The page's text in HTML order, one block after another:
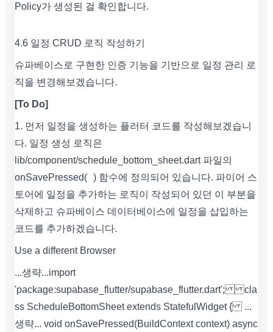
Policy가 생성된 걸 확인합니다.
4.6 일정 CRUD 로직 작성하기
슈파베이스로 구현한 인증 기능을 기반으로 일정 관리 로
직을 변경해보겠습니다.
[To Do]
1. 먼저 일정을 생성하는 플러터 코드를 작성해보겠습니
다. 일정 생성 로직은
lib/component/schedule_bottom_sheet.dart 파일의
onSavePressed( ) 함수에 정의되어 있습니다. 파이어 스
토어에 일정을 추가하는 로직이 작성되어 있던 이 부분을
삭제하고 슈파베이스 데이터베이스에 일정을 삽입하는
코드를 추가하겠습니다.
Use a different Browser
...생략... import
'package:supabase_flutter/supabase_flutter.dart'; cla
ss ScheduleBottomSheet extends StatefulWidget { ...
생략... void onSavePressed(BuildContext context) async